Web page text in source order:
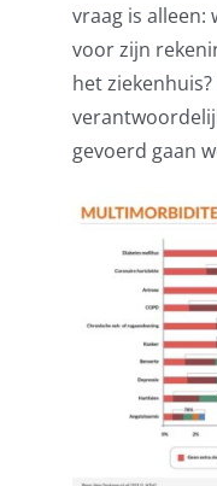
vraag is alleen:
voor zijn
het
gevoerd gaan